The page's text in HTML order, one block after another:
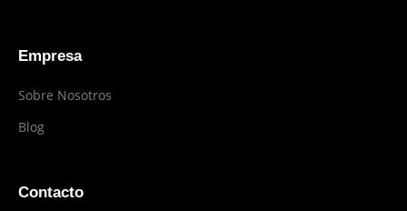
Empresa
Sobre Nosotros
Blog
Contacto